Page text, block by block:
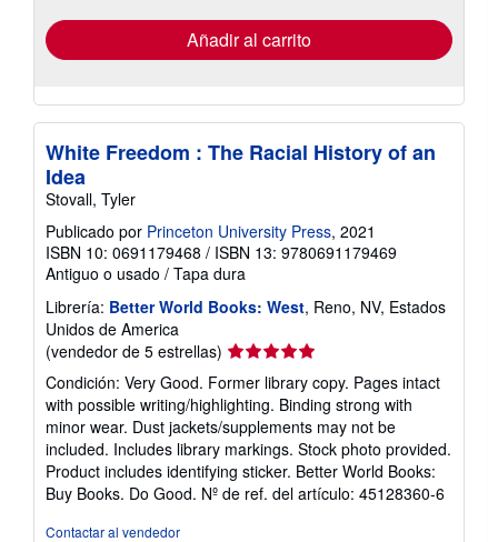
envío
Añadir al carrito
White Freedom : The Racial History of an
Idea
Stovall, Tyler
Publicado por Princeton University Press, 2021
ISBN 10: 0691179468 / ISBN 13: 9780691179469
Antiguo o usado / Tapa dura
Librería: Better World Books: West, Reno, NV, Estados
Unidos de America
(vendedor de 5 estrellas) Calificación
vendedor:
5
de
5
estrellas
Condición: Very Good. Former library copy. Pages intact
with possible writing/highlighting. Binding strong with
minor wear. Dust jackets/supplements may not be
included. Includes library markings. Stock photo provided.
Product includes identifying sticker. Better World Books:
Buy Books. Do Good. Nº de ref. del artículo: 45128360-6
Contactar al vendedor